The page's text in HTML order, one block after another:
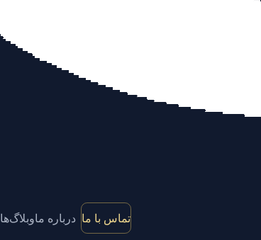
وبلاگ‌هادرباره ما تماس با ما